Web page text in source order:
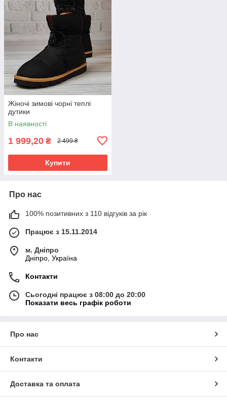
Жіночі зимові чорні теплі
дутики
В наявності
1 999,20 ₴ 2 499 ₴
Купити
Про нас
100% позитивних з 110 відгуків за рік
Працює з 15.11.2014
м. Дніпро
Дніпро, Україна
Контакти
Сьогодні працює з 08:00 до 20:00
Показати весь графік роботи
Про нас
Контакти
Доставка та оплата